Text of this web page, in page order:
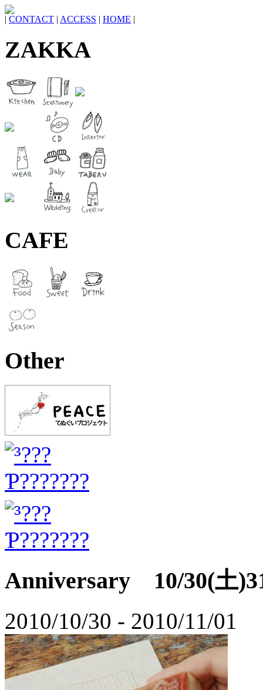
| CONTACT | ACCESS | HOME |
ZAKKA
CAFE
Other
Anniversary 10/30(土
2010/10/30 - 2010/11/01